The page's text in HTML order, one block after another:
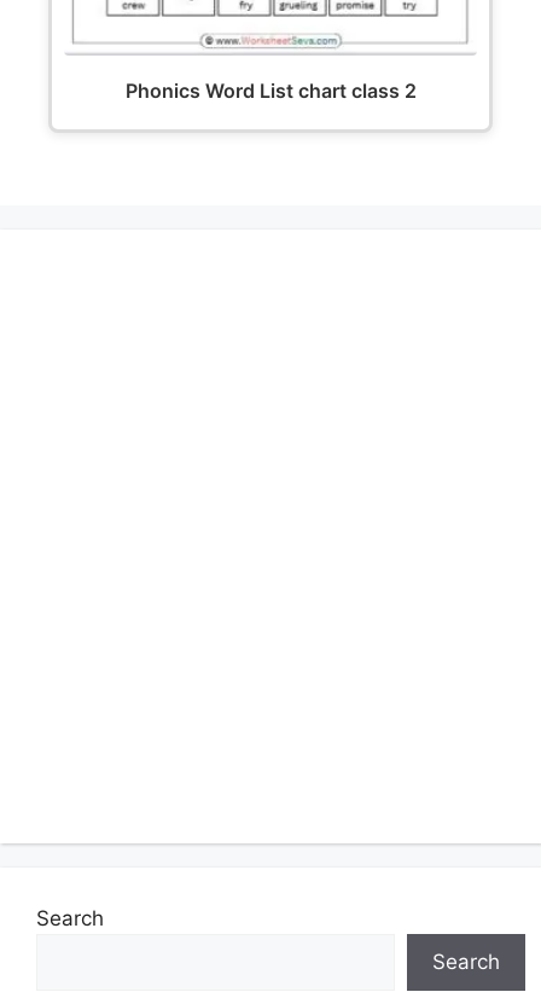
Phonics Word List chart class 2
Search
Search